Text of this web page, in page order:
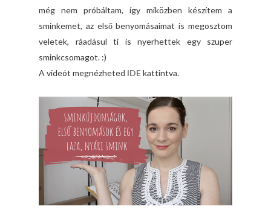
még nem próbáltam, így miközben készítem a
sminkemet, az első benyomásaimat is megosztom
veletek, ráadásul ti is nyerhettek egy szuper
sminkcsomagot. :)
A videót megnézheted IDEkattintva.